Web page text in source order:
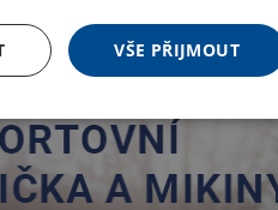
VŠE PŘIJMOUT